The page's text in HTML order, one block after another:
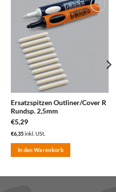
zum
Ersatzspitzen Outliner/Cover R
Rundsp. 2,5mm
€5,29
€6,35inkl. USt.
In den Warenkorb